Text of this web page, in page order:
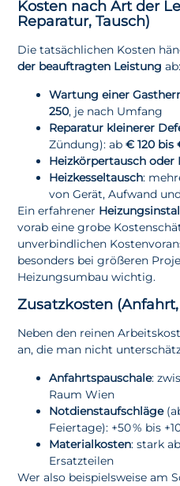
Kosten nach Art der
Reparatur, Tausch)
Die tatsächlichen Kosten
der beauftragten Leistung ab:
Wartung einer
250, je nach Umfang
Reparatur kleinerer
Zündung): ab€ 120 bis
Heizkörpertausch oder
Heizkesseltausch:
von Gerät, Aufwand
Ein erfahrener
vorab eine grobe
unverbindlichen
besonders bei größeren
Heizungsumbau wichtig.
Zusatzkosten
Neben den reinen
an, die man nicht
Anfahrtspauschale:
Raum Wien
Notdienstaufschläge
Feiertage): +50 % bis
Materialkosten: stark
Ersatzteilen
Wer also beispielsweise am